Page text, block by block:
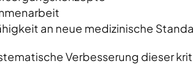
an neue medizinische
Verbesserung dieser